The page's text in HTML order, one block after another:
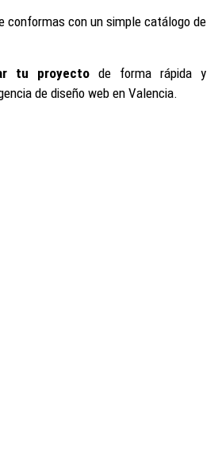
conformas con un simple catálogo de
tu proyecto de forma rápida y
de diseño web en Valencia.